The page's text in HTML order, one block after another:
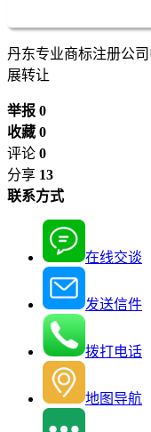
丹东专业商标注册公
展转让
举报 0
收藏 0
评论 0
分享 13
联系方式
在线交谈
发送信件
拨打电话
地图导航